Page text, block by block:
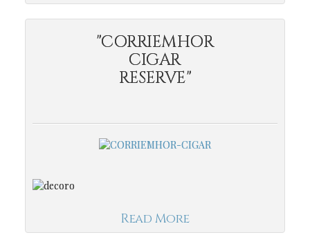
"CORRIEMHOR
CIGAR
RESERVE"
Read More